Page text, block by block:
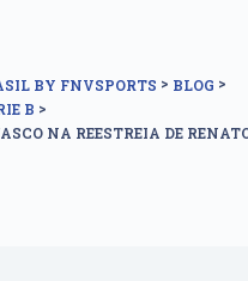
BY FNVSPORTS > BLOG >
B >
NA REESTREIA DE